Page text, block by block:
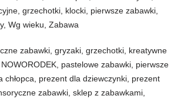
, grzechotki, klocki, pierwsze zabawki,
, Wg wieku, Zabawa
zabawki, gryzaki, grzechotki, kreatywne
NOWORODEK, pastelowe zabawki, pierwsze
chłopca, prezent dla dziewczynki, prezent
zabawki, sklep z zabawkami,